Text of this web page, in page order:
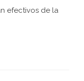
efectivos de la